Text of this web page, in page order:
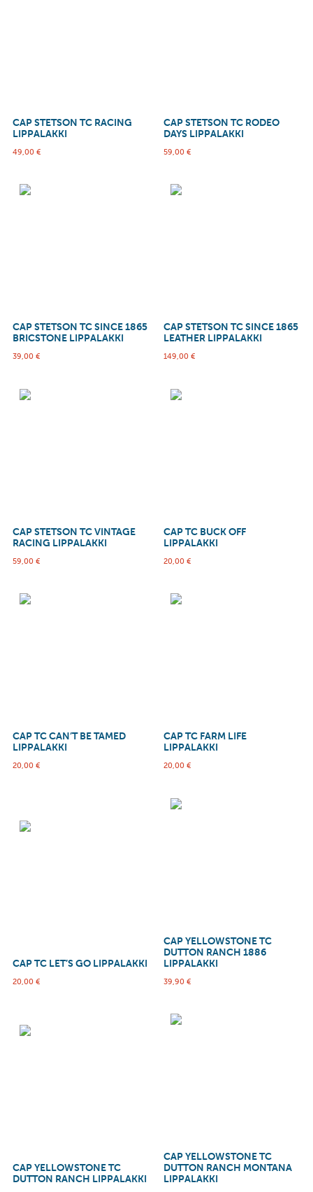
CAP STETSON TC RACING
LIPPALAKKI
49,00 €
CAP STETSON TC RODEO
DAYS LIPPALAKKI
59,00 €
CAP STETSON TC SINCE 1865
BRICSTONE LIPPALAKKI
39,00 €
CAP STETSON TC SINCE 1865
LEATHER LIPPALAKKI
149,00 €
CAP STETSON TC VINTAGE
RACING LIPPALAKKI
59,00 €
CAP TC BUCK OFF
LIPPALAKKI
20,00 €
CAP TC CAN’T BE TAMED
LIPPALAKKI
20,00 €
CAP TC FARM LIFE
LIPPALAKKI
20,00 €
CAP TC LET’S GO LIPPALAKKI
20,00 €
CAP YELLOWSTONE TC
DUTTON RANCH 1886
LIPPALAKKI
39,90 €
CAP YELLOWSTONE TC
DUTTON RANCH LIPPALAKKI
CAP YELLOWSTONE TC
DUTTON RANCH MONTANA
LIPPALAKKI